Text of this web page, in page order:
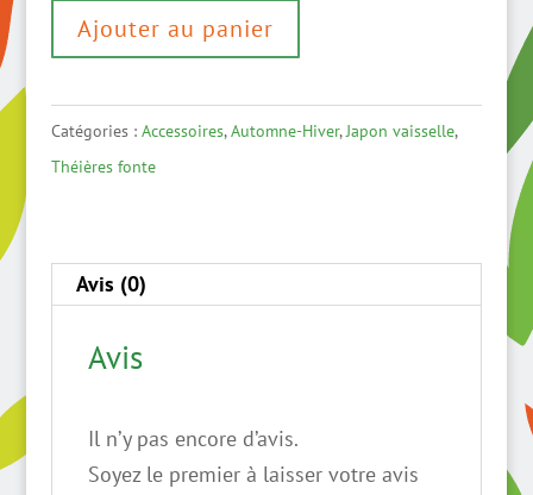
quantité
de
en
fonte
(0.6L)
Ajouter au panier
Catégories : Accessoires,Automne-Hiver,Japon vaisselle,
Théières fonte
Avis (0)
Avis
Il n’y pas encore d’avis.
Soyez le premier à laisser votre avis